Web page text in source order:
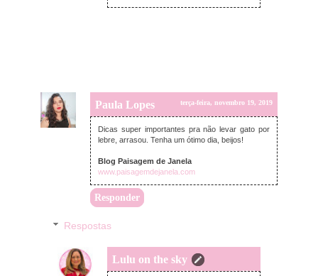
Paula Lopes terça-feira, novembro 19, 2019
Dicas super importantes pra não levar gato por
lebre, arrasou. Tenha um ótimo dia, beijos!
Blog Paisagem de Janela
www.paisagemdejanela.com
Responder
Respostas
Lulu on the sky
segunda-feira, dezembro 16, 2019